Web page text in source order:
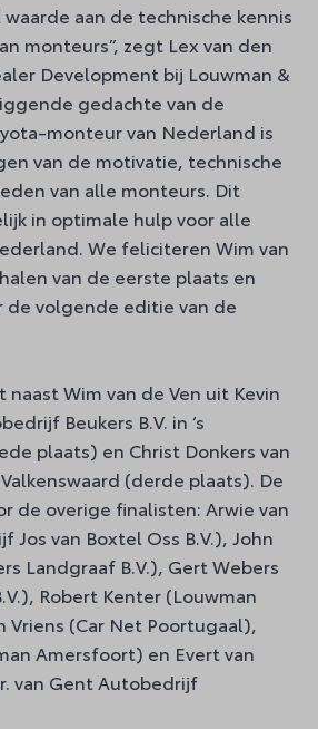
aan de technische kennis
monteurs”, zegt Lex van den
Development bij Louwman &
gedachte van de
monteur van Nederland is
van de motivatie, technische
van alle monteurs. Dit
in optimale hulp voor alle
We feliciteren Wim van
van de eerste plaats en
de volgende editie van de
Wim van de Ven uit Kevin
Beukers B.V. in ‘s
plaats) en Christ Donkers van
(derde plaats). De
de overige finalisten: Arwie van
Jos van Boxtel Oss B.V.), John
Landgraaf B.V.), Gert Webers
Robert Kenter (Louwman
Vriens (Car Net Poortugaal),
Amersfoort) en Evert van
van Gent Autobedrijf